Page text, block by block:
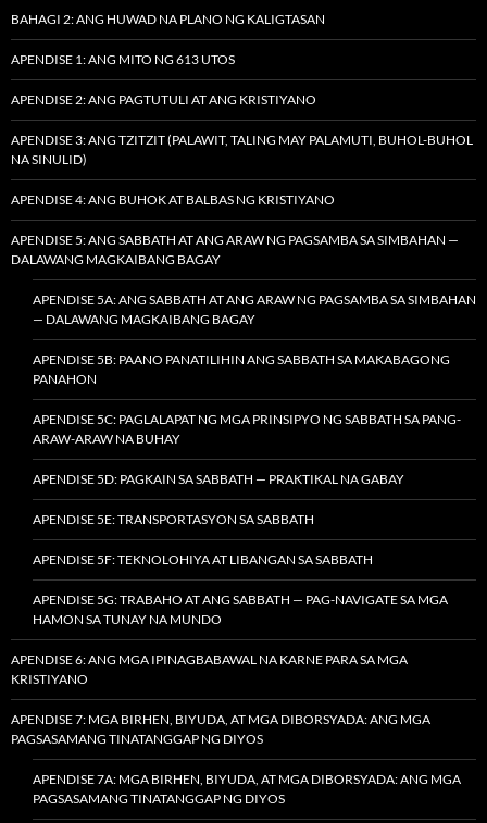
BAHAGI 2: ANG HUWAD NA PLANO NG KALIGTASAN
APENDISE 1: ANG MITO NG 613 UTOS
APENDISE 2: ANG PAGTUTULI AT ANG KRISTIYANO
APENDISE 3: ANG TZITZIT (PALAWIT, TALING MAY PALAMUTI, BUHOL-BUHOL
NA SINULID)
APENDISE 4: ANG BUHOK AT BALBAS NG KRISTIYANO
APENDISE 5: ANG SABBATH AT ANG ARAW NG PAGSAMBA SA SIMBAHAN —
DALAWANG MAGKAIBANG BAGAY
APENDISE 5A: ANG SABBATH AT ANG ARAW NG PAGSAMBA SA SIMBAHAN
— DALAWANG MAGKAIBANG BAGAY
APENDISE 5B: PAANO PANATILIHIN ANG SABBATH SA MAKABAGONG
PANAHON
APENDISE 5C: PAGLALAPAT NG MGA PRINSIPYO NG SABBATH SA PANG-
ARAW-ARAW NA BUHAY
APENDISE 5D: PAGKAIN SA SABBATH — PRAKTIKAL NA GABAY
APENDISE 5E: TRANSPORTASYON SA SABBATH
APENDISE 5F: TEKNOLOHIYA AT LIBANGAN SA SABBATH
APENDISE 5G: TRABAHO AT ANG SABBATH — PAG-NAVIGATE SA MGA
HAMON SA TUNAY NA MUNDO
APENDISE 6: ANG MGA IPINAGBABAWAL NA KARNE PARA SA MGA
KRISTIYANO
APENDISE 7: MGA BIRHEN, BIYUDA, AT MGA DIBORSYADA: ANG MGA
PAGSASAMANG TINATANGGAP NG DIYOS
APENDISE 7A: MGA BIRHEN, BIYUDA, AT MGA DIBORSYADA: ANG MGA
PAGSASAMANG TINATANGGAP NG DIYOS